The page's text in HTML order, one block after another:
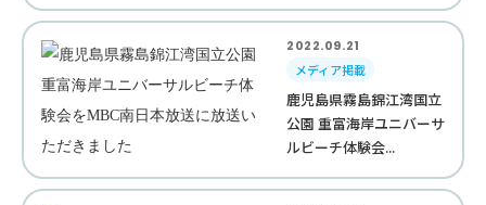
2022.09.21
メディア掲載
鹿児島県霧島錦江湾国立
公園 重富海岸ユニバーサ
ルビーチ体験会...